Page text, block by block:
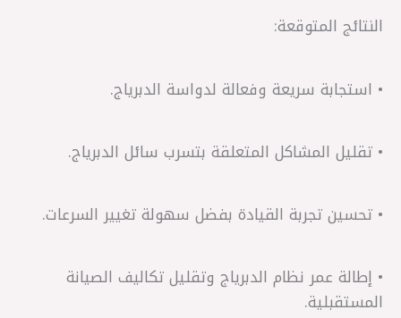
النتائج المتوقعة:
• استجابة سريعة وفعالة لدواسة الدبرياج.
• تقليل المشاكل المتعلقة بتسرب سائل الدبرياج.
• تحسين تجربة القيادة بفضل سهولة تغيير السرعات.
• إطالة عمر نظام الدبرياج وتقليل تكاليف الصيانة
المستقبلية.